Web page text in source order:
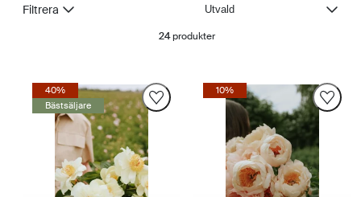
Filtrera Sortera
24produkter
40%
Bästsäljare
10%